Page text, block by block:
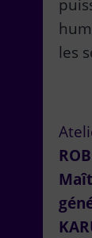
les